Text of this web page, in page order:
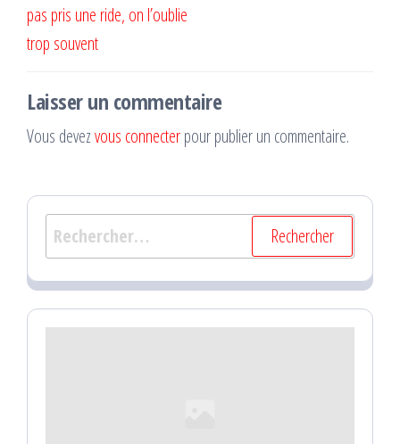
pas pris une ride, on l’oublie
trop souvent
Laisser un commentaire
Vous devezvous connecterpour publier un commentaire.
Rechercher :